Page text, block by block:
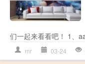
们一起来看看吧！ 1、
mr 03-24